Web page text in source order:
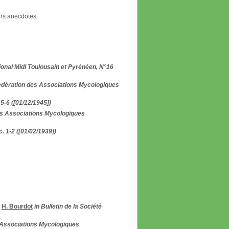
anecdotes
Midi Toulousain et Pyrénéen, N°16
des Associations Mycologiques
6 ([01/12/1945])
Associations Mycologiques
1-2 ([01/02/1939])
H. Bourdot in Bulletin de la Société
Mycologiques